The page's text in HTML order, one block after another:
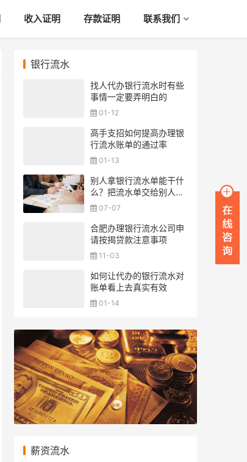
收入证明 存款证明 联系我们
银行流水
找人代办银行流水时有些
事情一定要弄明白的
01-12
高手支招如何提高办理银
行流水账单的通过率
01-13
别人拿银行流水单能干什
么？把流水单交给别人安
全吗？
07-07
合肥办理银行流水公司申
请按揭贷款注意事项
11-03
如何让代办的银行流水对
账单看上去真实有效
01-14
薪资流水